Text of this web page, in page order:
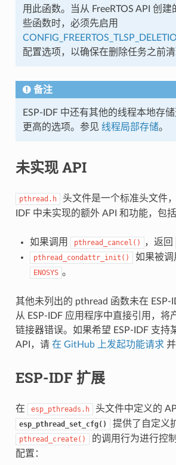
用此函数。当从 FreeRTOS API 创
些函数时，必须先启用
配置选项，以确保在删除任务之前清
备注
ESP-IDF 中还有其他的线程本地存
更高的选项。参见 线程局部存储。
未实现 API
pthread.h
头文件是一个标准头文件
IDF 中未实现的额外 API 和功能，包括
如果调用 pthread_cancel() ，返回
pthread_condattr_init() 如果被调
ENOSYS 。
其他未列出的 pthread 函数未在 ESP-
从 ESP-IDF 应用程序中直接引用，将
链接器错误。如果希望 ESP-IDF 支持
API，请 在 GitHub 上发起功能请求
ESP-IDF 扩展
在 esp_pthreads.h 头文件中定义的 API
esp_pthread_set_cfg() 提供了自定义
pthread_create()
的调用行为进行控
配置：